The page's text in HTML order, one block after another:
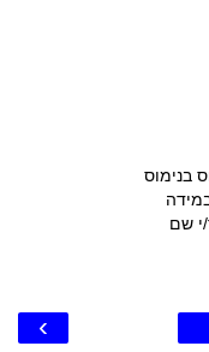
בנימוס
י שם
›